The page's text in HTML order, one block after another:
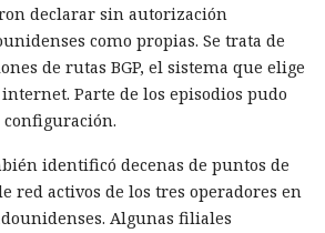
declarar sin autorización
como propias. Se trata de
de rutas BGP, el sistema que elige
Parte de los episodios pudo
configuración.
identificó decenas de puntos de
red activos de los tres operadores en
Algunas filiales